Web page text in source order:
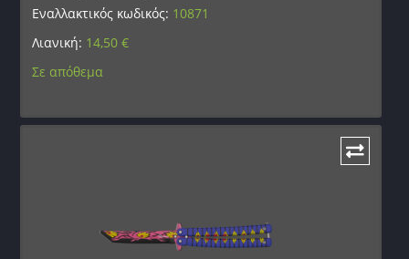
Εναλλακτικός κωδικός: 10871
Λιανική: 14,50€
Σε απόθεμα